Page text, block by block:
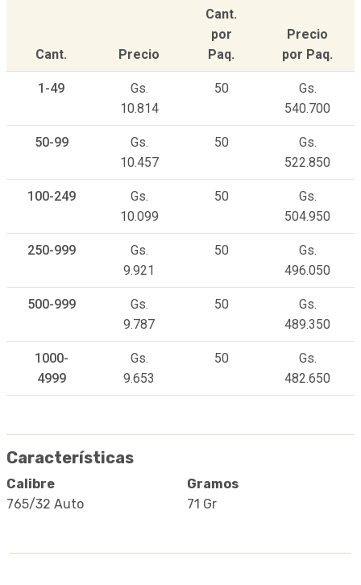
Cant. Precio
Cant.
por
Paq.
Precio
por Paq.
1-49
Gs.
10.814
50
Gs.
540.700
50-99
Gs.
10.457
50
Gs.
522.850
100-249
Gs.
10.099
50
Gs.
504.950
250-999
Gs.
9.921
50
Gs.
496.050
500-999
Gs.
9.787
50
Gs.
489.350
1000-
4999
Gs.
9.653
50
Gs.
482.650
Características
Calibre
765/32 Auto
Gramos
71 Gr